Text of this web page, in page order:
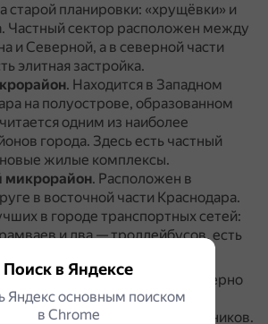
старой планировки: «хрущёвки» и
Частный сектор расположен между
и Северной, а в северной части
элитная застройка.
. Находится в Западном
на полуострове, образованном
одним из наиболее
города. Здесь есть частный
жилые комплексы.
микрорайон. Расположен в
в восточной части Краснодара.
в городе транспортных сетей:
и два — троллейбусов, есть
районов Краснодара характерно
решения застройки и
деревьев и кустарников.
Поиск в Яндексе
Яндекс основным поиском
в Сhrome